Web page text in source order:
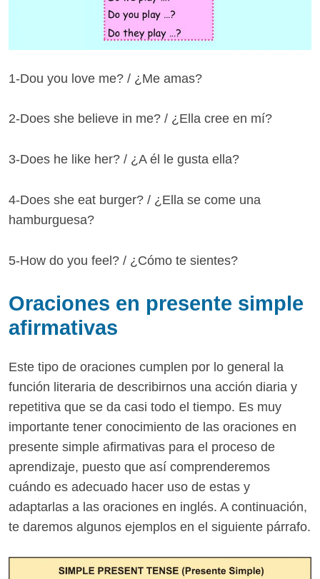
1-Dou you love me? / ¿Me amas?
2-Does she believe in me? / ¿Ella cree en mí?
3-Does he like her? / ¿A él le gusta ella?
4-Does she eat burger? / ¿Ella se come una
hamburguesa?
5-How do you feel? / ¿Cómo te sientes?
Oraciones en presente simple
afirmativas
Este tipo de oraciones cumplen por lo general la
función literaria de describirnos una acción diaria y
repetitiva que se da casi todo el tiempo. Es muy
importante tener conocimiento de las oraciones en
presente simple afirmativas para el proceso de
aprendizaje, puesto que así comprenderemos
cuándo es adecuado hacer uso de estas y
adaptarlas a las oraciones en inglés. A continuación,
te daremos algunos ejemplos en el siguiente párrafo.